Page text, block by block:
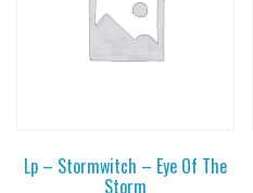
Lp – Stormwitch – Eye Of The
Storm